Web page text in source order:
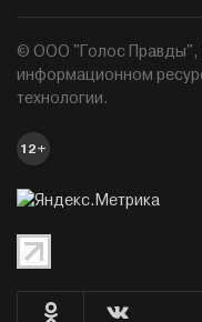
© ООО "Голос Правды",
информационном
технологии.
12+